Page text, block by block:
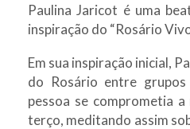
Paulina Jaricot é uma
inspiração do “Rosário
Em sua inspiração inicial,
do Rosário entre
pessoa se comprometia
terço, meditando assim